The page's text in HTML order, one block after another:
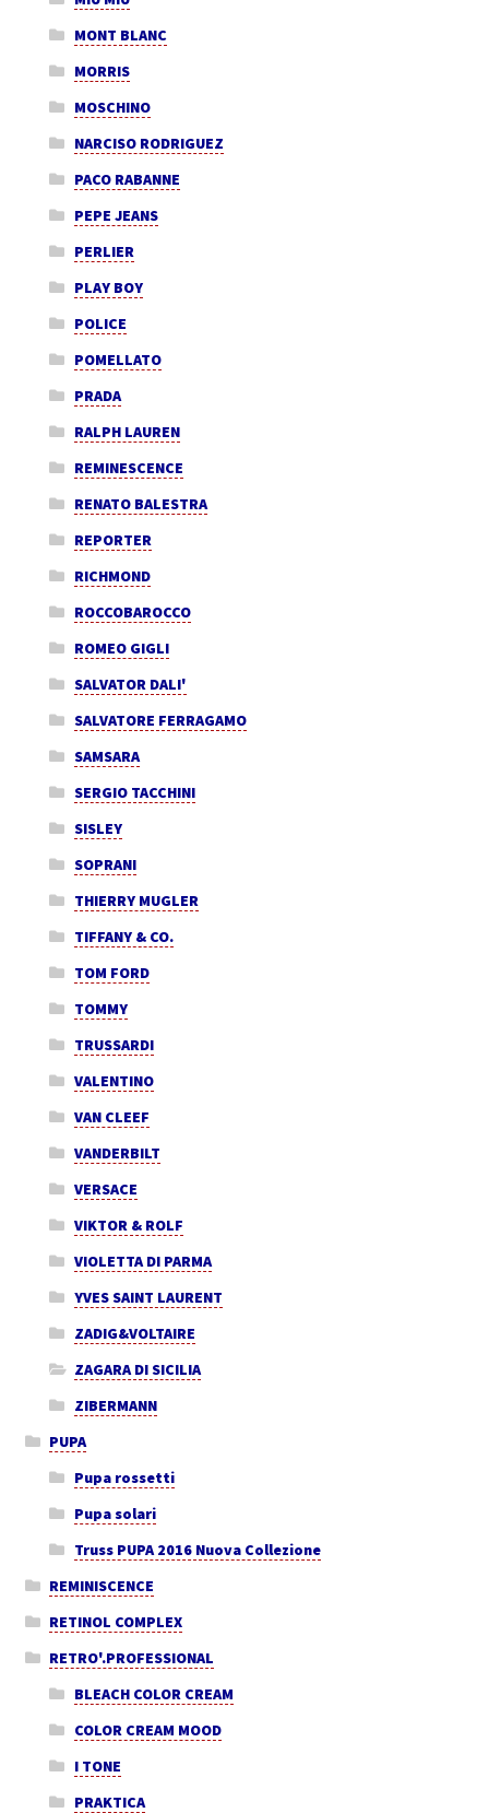
MONT BLANC
MORRIS
MOSCHINO
NARCISO RODRIGUEZ
PACO RABANNE
PEPE JEANS
PERLIER
PLAY BOY
POLICE
POMELLATO
PRADA
RALPH LAUREN
REMINESCENCE
RENATO BALESTRA
REPORTER
RICHMOND
ROCCOBAROCCO
ROMEO GIGLI
SALVATOR DALI'
SALVATORE FERRAGAMO
SAMSARA
SERGIO TACCHINI
SISLEY
SOPRANI
THIERRY MUGLER
TIFFANY & CO.
TOM FORD
TOMMY
TRUSSARDI
VALENTINO
VAN CLEEF
VANDERBILT
VERSACE
VIKTOR & ROLF
VIOLETTA DI PARMA
YVES SAINT LAURENT
ZADIG&VOLTAIRE
ZAGARA DI SICILIA
ZIBERMANN
PUPA
Pupa rossetti
Pupa solari
Truss PUPA 2016 Nuova Collezione
REMINISCENCE
RETINOL COMPLEX
RETRO'.PROFESSIONAL
BLEACH COLOR CREAM
COLOR CREAM MOOD
I TONE
PRAKTICA